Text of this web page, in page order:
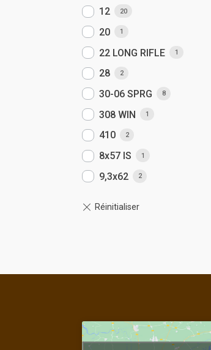
12 20
20 1
22 LONG RIFLE 1
28 2
30-06 SPRG 8
308 WIN 1
410 2
8x57 IS 1
9,3x62 2